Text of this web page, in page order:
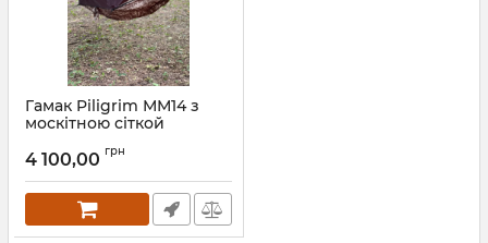
Гамак Piligrim ММ14 з
москітною сіткой
4 100,00 грн